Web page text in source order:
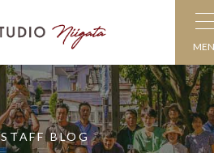
STAFF BLOG